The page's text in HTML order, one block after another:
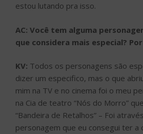
estou lutando pra isso.
AC: Você tem alguma
que considera mais especial?
KV: Todos os personagens são
dizer um especifico, mas o que
mim na TV e no cinema foi o meu
na Cia de teatro “Nós do Morro”
“Bandeira de Retalhos” – Foi
personagem que eu consegui ter a